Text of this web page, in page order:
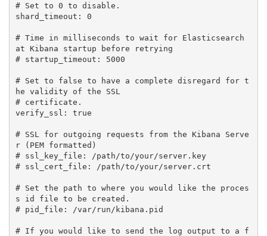
# Set to 0 to disable.
shard_timeout: 0
# Time in milliseconds to wait for Elasticsearch
at Kibana startup before retrying
# startup_timeout: 5000
# Set to false to have a complete disregard for t
he validity of the SSL
# certificate.
verify_ssl: true
# SSL for outgoing requests from the Kibana Serve
r (PEM formatted)
# ssl_key_file: /path/to/your/server.key
# ssl_cert_file: /path/to/your/server.crt
# Set the path to where you would like the proces
s id file to be created.
# pid_file: /var/run/kibana.pid
# If you would like to send the log output to a f